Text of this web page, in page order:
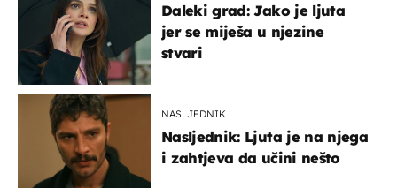
Daleki grad: Jako je ljuta
jer se miješa u njezine
stvari
NASLJEDNIK
Nasljednik: Ljuta je na njega
i zahtjeva da učini nešto